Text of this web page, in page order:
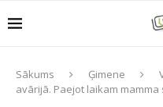
Sākums Ģimene
avārijā. Paejot laikam